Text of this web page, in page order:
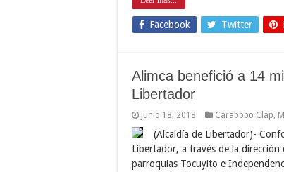
Facebook Twitter
Alimca benefició a 14
Libertador
junio 18, 2018 Carabobo Clap
(Alcaldía de Libertador)-
Libertador, a través de la
parroquias Tocuyito e